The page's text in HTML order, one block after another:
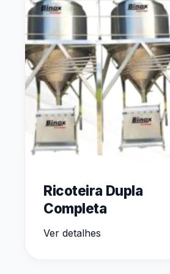
Ricoteira Dupla
Completa
Ver detalhes